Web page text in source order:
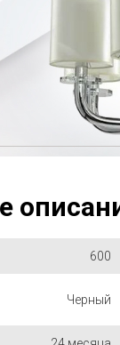
600
Черный